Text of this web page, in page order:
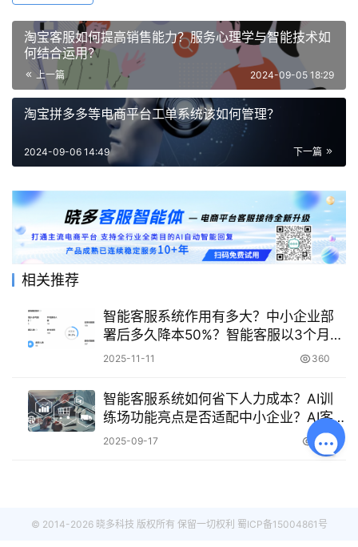
淘宝客服如何提高销售能力？服务心理学与智能技术如
何结合运用？
上一篇 2024-09-05 18:29
淘宝拼多多等电商平台工单系统该如何管理？
下一篇
2024-09-06 14:49
相关推荐
智能客服系统作用有多大？中小企业部
署后多久降本50%？智能客服以3个月
ROI回正、成本直降的实效，正成为中小
2025-11-11 360
智能客服系统如何省下人力成本？AI训
练场功能亮点是否适配中小企业？AI客
服省下60%人力成本！中小企业也能快
2025-09-17 561
© 2014-2026 晓多科技 版权所有 保留一切权利 蜀ICP备15004861号